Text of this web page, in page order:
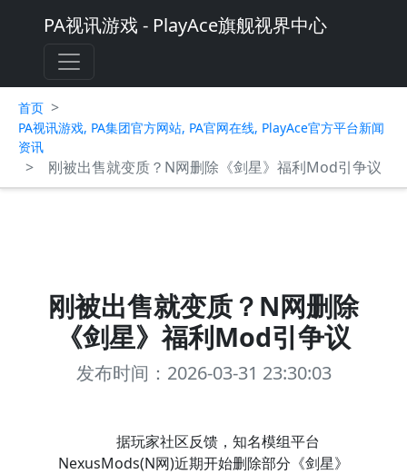
PA视讯游戏 - PlayAce旗舰视界中心
首页 >
PA视讯游戏, PA集团官方网站, PA官网在线, PlayAce官方平台新闻
资讯
> 刚被出售就变质？N网删除《剑星》福利Mod引争议
刚被出售就变质？N网删除
《剑星》福利Mod引争议
发布时间：2026-03-31 23:30:03
据玩家社区反馈，知名模组平台
NexusMods(N网)近期开始删除部分《剑星》